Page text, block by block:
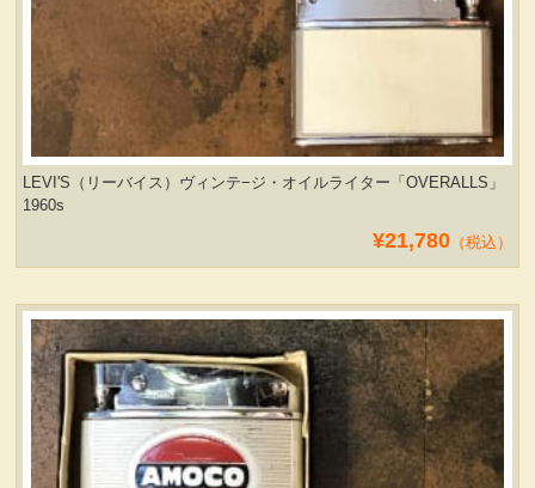
LEVI'S（リーバイス）ヴィンテ−ジ・オイルライター「OVERALLS」
1960s
¥21,780（税込）